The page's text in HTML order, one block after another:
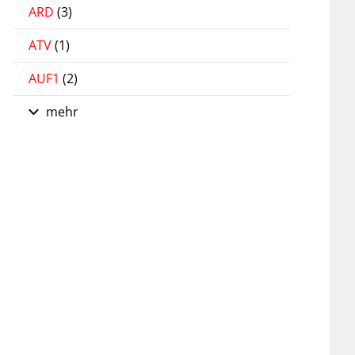
ARD (3)
ATV(1)
AUF1 (2)
mehr